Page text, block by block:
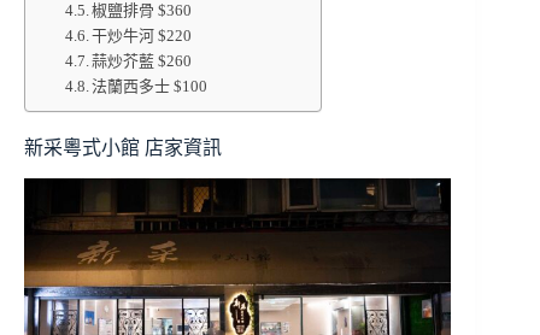
椒鹽排骨 $360
干炒牛河 $220
蒜炒芥藍 $260
法蘭西多士 $100
新采粵式小館 店家資訊